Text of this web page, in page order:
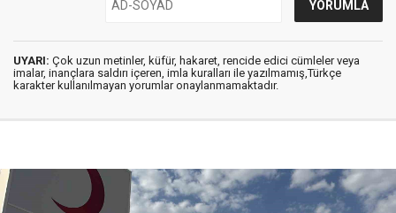
UYARI: Çok uzun metinler, küfür, hakaret, rencide edici cümleler veya
imalar, inançlara saldırı içeren, imla kuralları ile yazılmamış,Türkçe
karakter kullanılmayan yorumlar onaylanmamaktadır.